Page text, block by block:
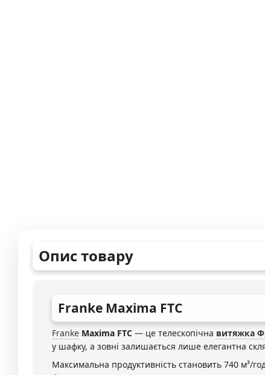
Опис товару
Franke Maxima FTC
Franke Maxima FTC — це телескопічна витяжка
у шафку, а зовні залишається лише елегантна
Максимальна продуктивність становить 740 м³/